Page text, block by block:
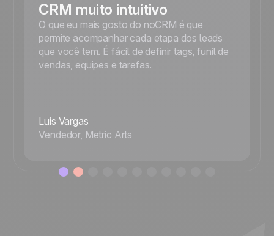
CRM muito intuitivo
O que eu mais gosto do noCRM é que
permite acompanhar cada etapa dos leads
que você tem. É fácil de definir tags, funil de
vendas, equipes e tarefas.
Luis Vargas
Vendedor, Metric Arts